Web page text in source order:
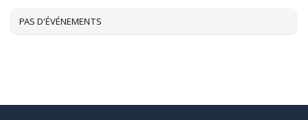
PAS D'ÉVÉNEMENTS